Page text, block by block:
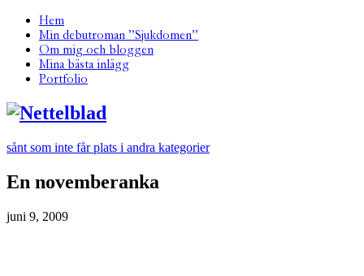
Hem
Min debutroman ”Sjukdomen”
Om mig och bloggen
Mina bästa inlägg
Portfolio
sånt som inte får plats i andra kategorier
En novemberanka
juni 9, 2009